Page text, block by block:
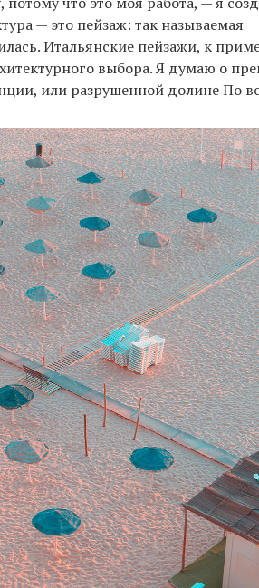
— это пейзаж: так называемая
Итальянские пейзажи, к
выбора. Я думаю о
или разрушенной долине По